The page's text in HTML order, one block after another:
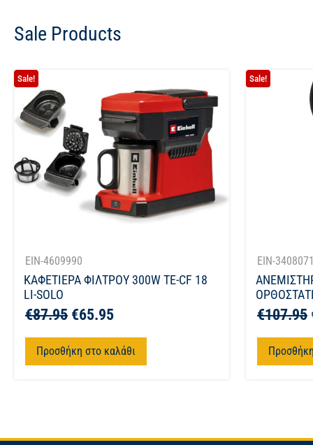
Sale Products
Sale!
EIN-4609990
ΚΑΦΕΤΙΕΡΑ ΦΙΛΤΡΟΥ 300W TE-CF 18
LI-SOLO
€87.95 €65.95
Προσθήκη στο καλάθι
Sale!
EIN-3408071
€107.95